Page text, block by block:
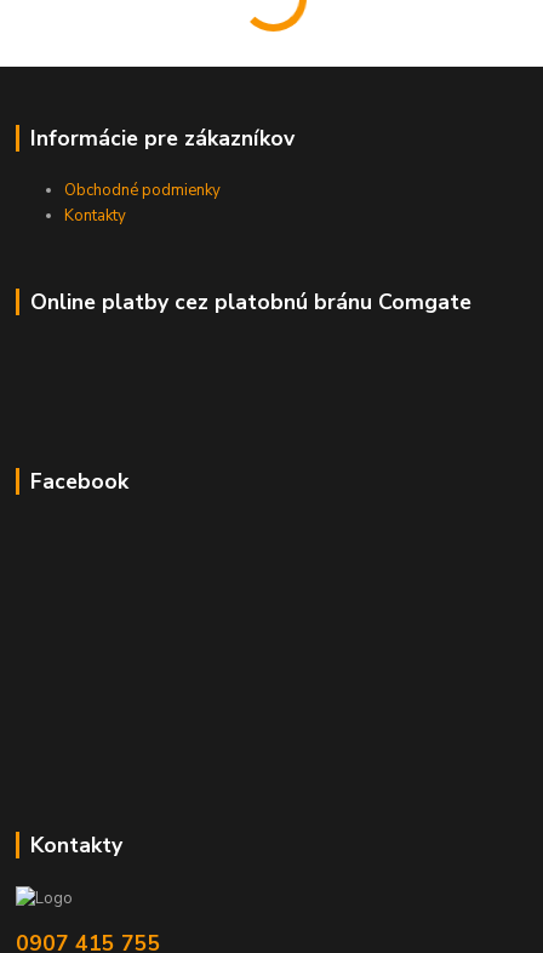
Informácie pre zákazníkov
Obchodné podmienky
Kontakty
Online platby cez platobnú bránu Comgate
Facebook
Kontakty
0907 415 755